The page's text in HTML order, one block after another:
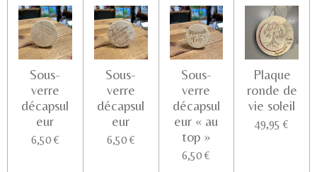
Sous-
verre
décapsul
eur
6,50 €
Sous-
verre
décapsul
eur
6,50 €
Sous-
verre
décapsul
eur « au
top »
6,50 €
Plaque
ronde de
vie soleil
49,95 €